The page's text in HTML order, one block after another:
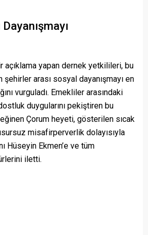
açıklama yapan dernek yetkilileri, bu
şehirler arası sosyal dayanışmayı en
vurguladı. Emekliler arasındaki
duygularını pekiştiren bu
Çorum heyeti, gösterilen sıcak
misafirperverlik dolayısıyla
Hüseyin Ekmen’e ve tüm
iletti.